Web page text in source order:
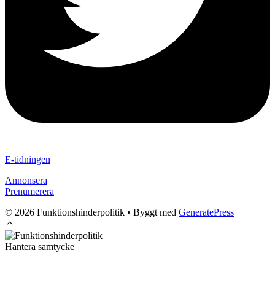
E-tidningen
Annonsera
Prenumerera
© 2026 Funktionshinderpolitik • Byggt med GeneratePress
Hantera samtycke